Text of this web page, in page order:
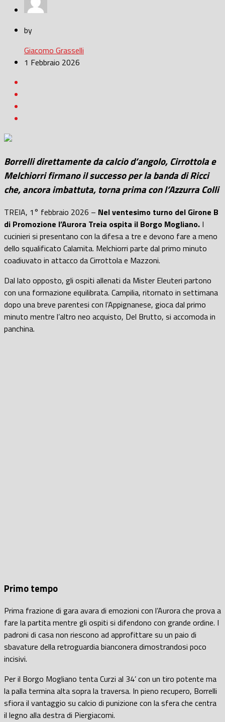
by
Giacomo Grasselli
1 Febbraio 2026
Borrelli direttamente da calcio d’angolo, Cirrottola e
Melchiorri firmano il successo per la banda di Ricci
che, ancora imbattuta, torna prima con l’Azzurra Colli
TREIA, 1° febbraio 2026 – Nel ventesimo turno del Girone B
di Promozione l’Aurora Treia ospita il Borgo Mogliano. I
cucinieri si presentano con la difesa a tre e devono fare a meno
dello squalificato Calamita. Melchiorri parte dal primo minuto
coadiuvato in attacco da Cirrottola e Mazzoni.
Dal lato opposto, gli ospiti allenati da Mister Eleuteri partono
con una formazione equilibrata. Campilia, ritornato in settimana
dopo una breve parentesi con l’Appignanese, gioca dal primo
minuto mentre l’altro neo acquisto, Del Brutto, si accomoda in
panchina.
Primo tempo
Prima frazione di gara avara di emozioni con l’Aurora che prova a
fare la partita mentre gli ospiti si difendono con grande ordine. I
padroni di casa non riescono ad approfittare su un paio di
sbavature della retroguardia bianconera dimostrandosi poco
incisivi.
Per il Borgo Mogliano tenta Curzi al 34’ con un tiro potente ma
la palla termina alta sopra la traversa. In pieno recupero, Borrelli
sfiora il vantaggio su calcio di punizione con la sfera che centra
il legno alla destra di Piergiacomi.